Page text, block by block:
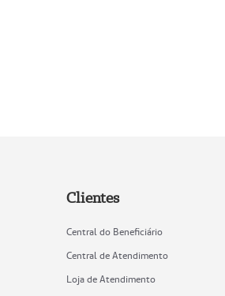
Clientes
Central do Beneficiário
Central de Atendimento
Loja de Atendimento